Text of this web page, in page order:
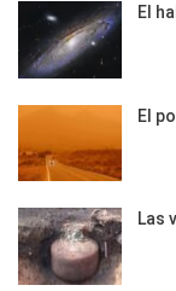
El
El
Las